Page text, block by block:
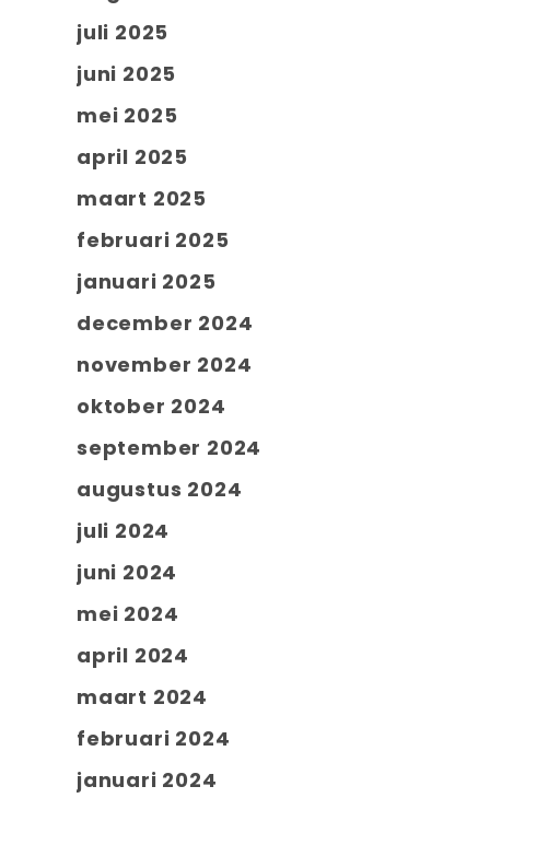
juli 2025
juni 2025
mei 2025
april 2025
maart 2025
februari 2025
januari 2025
december 2024
november 2024
oktober 2024
september 2024
augustus 2024
juli 2024
juni 2024
mei 2024
april 2024
maart 2024
februari 2024
januari 2024